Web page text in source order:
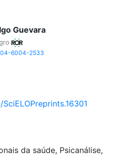
Guevara
6004-2533
da saúde, Psicanálise,